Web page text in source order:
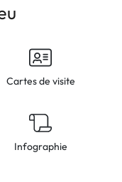
Cartes de visite
Infographie